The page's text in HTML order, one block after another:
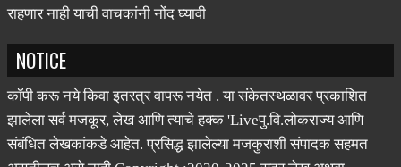
राहणार नाही याची वाचकांनी नोंद घ्यावी
NOTICE
कॉपी करू नये किवा इतरत्र वापरू नयेत . या संकेतस्थळावर प्रकाशित
झालेला सर्व मजकूर, लेख आणि त्याचे हक्क 'Liveपु.वि.लोकराज्य आणि
संबंधित लेखकांकडे आहेत. प्रसिद्ध झालेल्या मजकुराशी संपादक सहमत